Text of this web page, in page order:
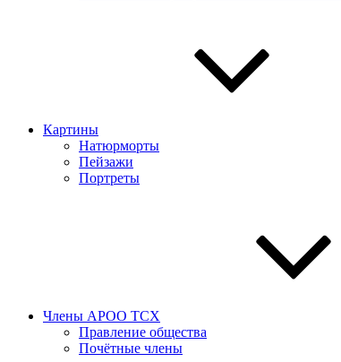
Картины
Натюрморты
Пейзажи
Портреты
Члены АРОО ТСХ
Правление общества
Почётные члены